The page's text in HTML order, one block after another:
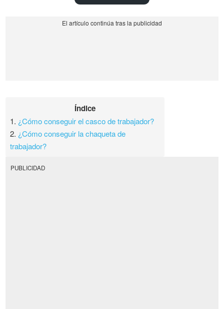
Índice
1. ¿Cómo conseguir el casco de trabajador?
2. ¿Cómo conseguir la chaqueta de
trabajador?
PUBLICIDAD